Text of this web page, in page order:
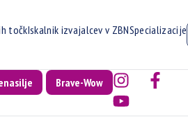
točkIskalnik izvajalcev v ZBNSpecializacije
Brave-Wow